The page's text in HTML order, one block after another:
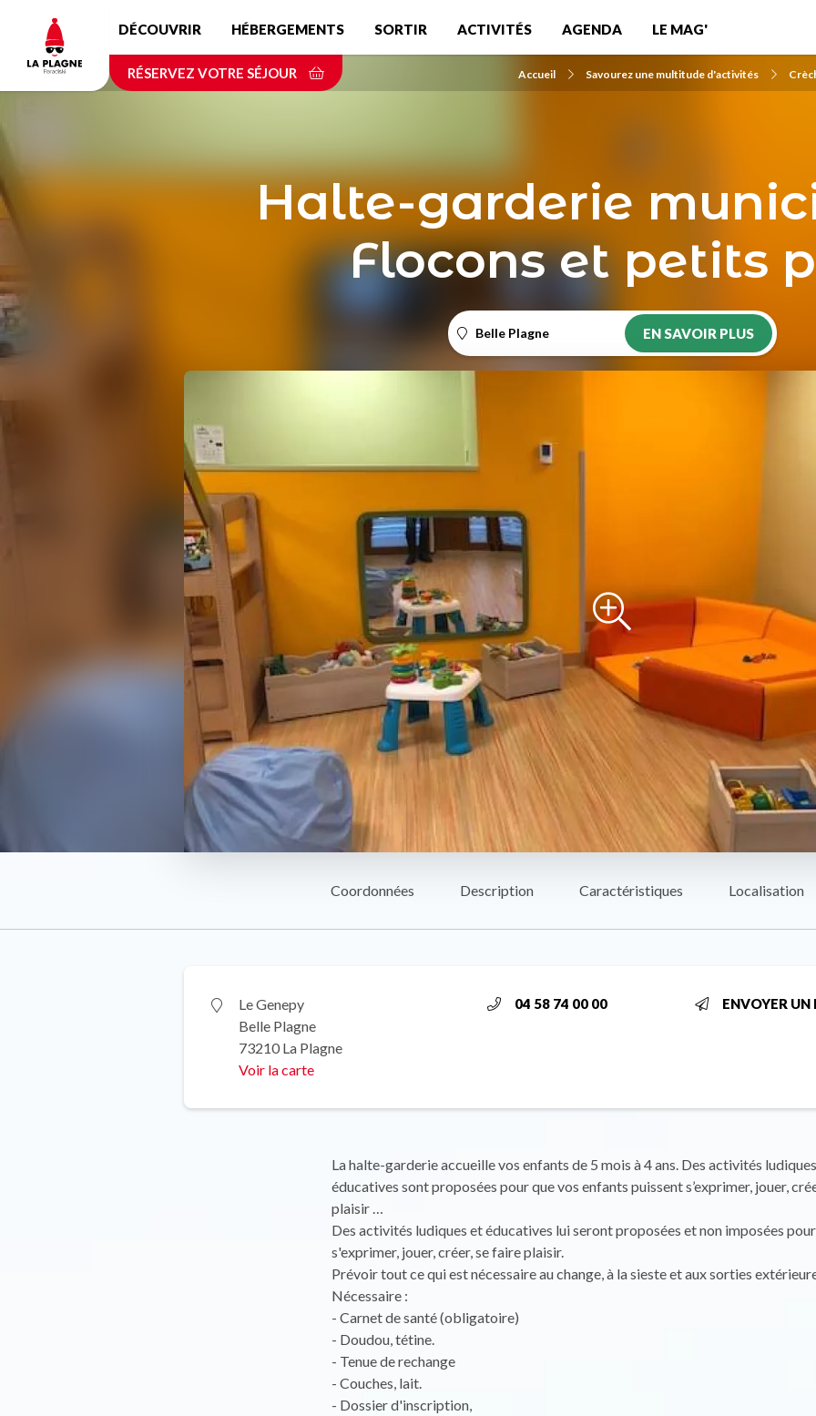
contenu
principal
DÉCOUVRIR HÉBERGEMENTS SORTIR ACTIVITÉS AGENDA LE MAG'
RÉSERVEZ VOTRE SÉJOUR Accueil Savourez une multitude d'activités
Halte-garderie
Flocons et petits
Belle Plagne EN SAVOIR PLUS
Coordonnées Description Caractéristiques Localisation
Le Genepy
Belle Plagne
73210 La Plagne
Voir la carte
04 58 74 00 00 ENVOYER UN
La halte-garderie accueille vos enfants de 5 mois à 4 ans. Des activités
éducatives sont proposées pour que vos enfants puissent s’exprimer, jouer,
plaisir …
Des activités ludiques et éducatives lui seront proposées et non imposées
s'exprimer, jouer, créer, se faire plaisir.
Prévoir tout ce qui est nécessaire au change, à la sieste et aux sorties
Nécessaire :
- Carnet de santé (obligatoire)
- Doudou, tétine.
- Tenue de rechange
- Couches, lait.
- Dossier d'inscription,